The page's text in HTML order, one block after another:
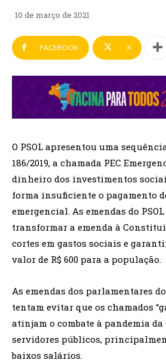
10 de março de 2021
FACEBOOK X
O PSOL apresentou uma
186/2019, a chamada PEC
dinheiro dos investimentos
forma insuficiente o pagamento
emergencial. As emendas do
transformar a emenda à
cortes em gastos sociais e
valor de R$ 600 para a população.
As emendas dos parlamentares do
tentam evitar que os chamados
atinjam o combate à pandemia da
servidores públicos,
baixos salários.